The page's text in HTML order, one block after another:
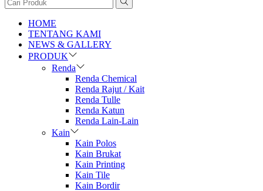
HOME
TENTANG KAMI
NEWS & GALLERY
PRODUK
Renda
Renda Chemical
Renda Rajut / Kait
Renda Tulle
Renda Katun
Renda Lain-Lain
Kain
Kain Polos
Kain Brukat
Kain Printing
Kain Tile
Kain Bordir